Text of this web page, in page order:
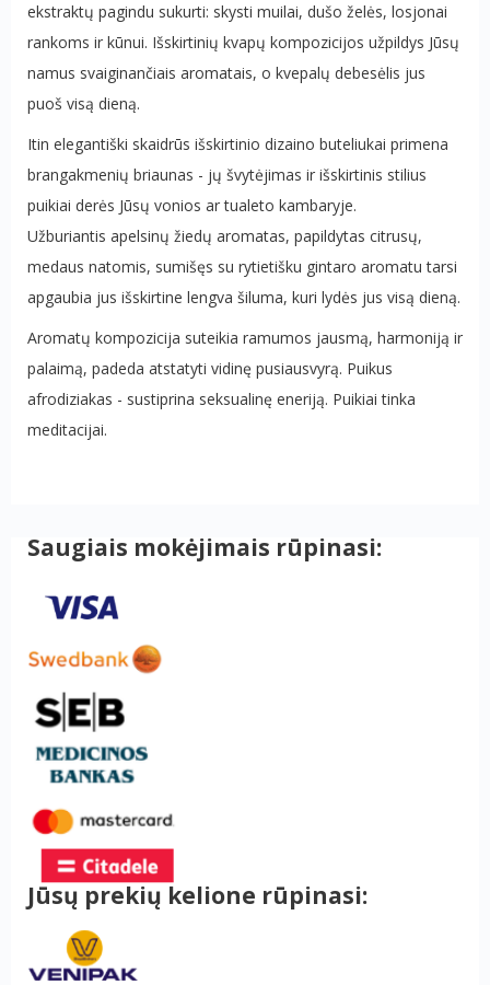
ekstraktų pagindu sukurti: skysti muilai, dušo želės, losjonai
rankoms ir kūnui. Išskirtinių kvapų kompozicijos užpildys Jūsų
namus svaiginančiais aromatais, o kvepalų debesėlis jus
puoš visą dieną.
Itin elegantiški skaidrūs išskirtinio dizaino buteliukai primena
brangakmenių briaunas - jų švytėjimas ir išskirtinis stilius
puikiai derės Jūsų vonios ar tualeto kambaryje.
Užburiantis apelsinų žiedų aromatas, papildytas citrusų,
medaus natomis, sumišęs su rytietišku gintaro aromatu tarsi
apgaubia jus išskirtine lengva šiluma, kuri lydės jus visą dieną.
Aromatų kompozicija suteikia ramumos jausmą, harmoniją ir
palaimą, padeda atstatyti vidinę pusiausvyrą. Puikus
afrodiziakas - sustiprina seksualinę eneriją. Puikiai tinka
meditacijai.
Saugiais mokėjimais rūpinasi:
Jūsų prekių kelione rūpinasi: